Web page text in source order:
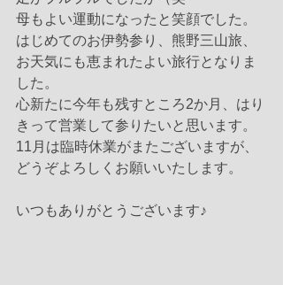
母もよい運動になったと笑顔でした。
はじめてのお伊勢参り、熊野三山旅、
お天気にも恵まれたよい旅行となりま
した。
心新たに今年も残すところ2か月、はり
きって営業して参りたいと思います。
11月は臨時休業がまたございますが、
どうぞよろしくお願いいたします。
いつもありがとうございます♪